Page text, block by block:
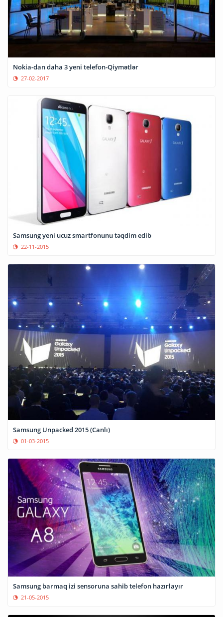
Nokia-dan daha 3 yeni telefon-Qiymətlər
27-02-2017
Samsung yeni ucuz smartfonunu təqdim edib
22-11-2015
Samsung Unpacked 2015 (Canlı)
01-03-2015
Samsung barmaq izi sensoruna sahib telefon hazırlayır
21-05-2015